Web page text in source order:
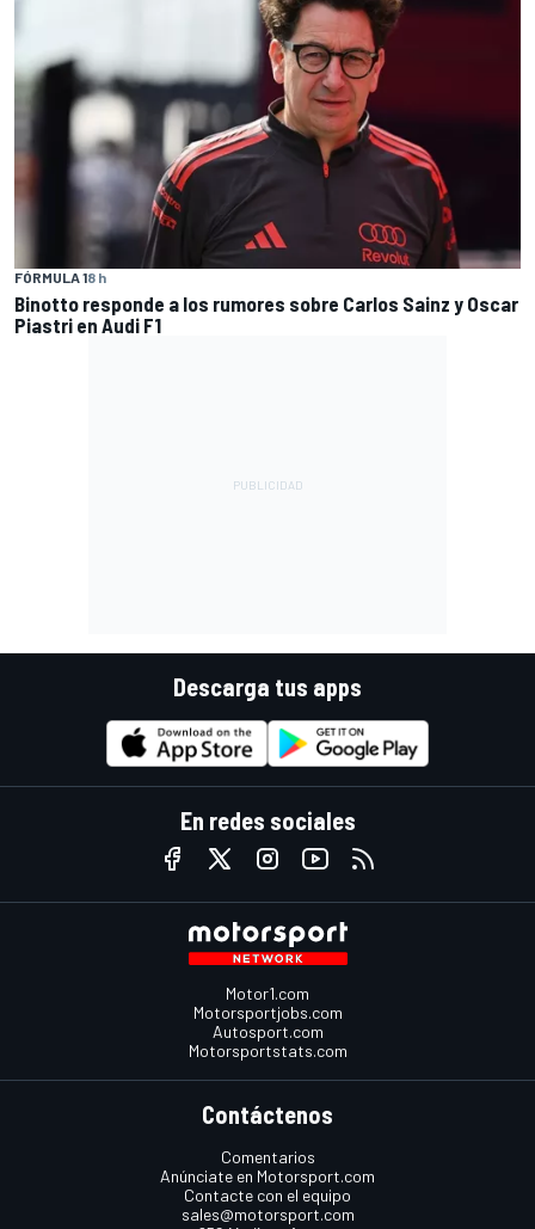
FÓRMULA 18 h
Binotto responde a los rumores sobre Carlos Sainz y Oscar
Piastri en Audi F1
Descarga tus apps
En redes sociales
Motor1.com
Motorsportjobs.com
Autosport.com
Motorsportstats.com
Contáctenos
Comentarios
Anúnciate en Motorsport.com
Contacte con el equipo
sales@motorsport.com